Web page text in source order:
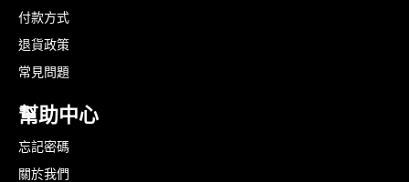
付款方式
退貨政策
常見問題
幫助中心
忘記密碼
關於我們